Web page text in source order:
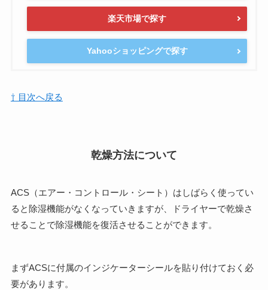
楽天市場で探す
Yahooショッピングで探す
⇧ 目次へ戻る
乾燥方法について
ACS（エアー・コントロール・シート）はしばらく使ってい
ると除湿機能がなくなっていきますが、ドライヤーで乾燥さ
せることで除湿機能を復活させることができます。
まずACSに付属のインジケーターシールを貼り付けておく必
要があります。